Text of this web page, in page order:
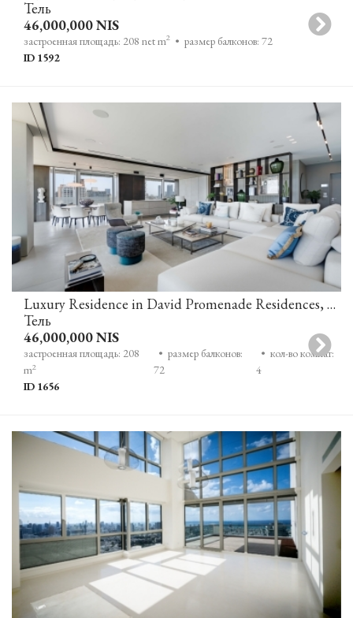
Тель
46,000,000 NIS
застроенная площадь: 208 net m2 • размер балконов: 72
ID 1592
Luxury Residence in David Promenade Residences, Tel Aviv
Тель
46,000,000 NIS
застроенная площадь: 208
m2
• размер балконов:
72
• кол-во комнат:
4
ID 1656